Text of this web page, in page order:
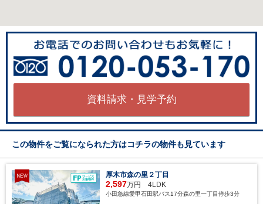
資料請求・見学予約
この物件をご覧になられた方はコチラの物件も見ています
厚木市森の里２丁目
2,597万円 4LDK
小田急線愛甲石田駅バス17分森の里一丁目停歩3分